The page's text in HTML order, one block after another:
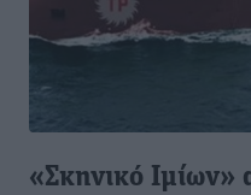
«Σκηνικό Ιμίων»